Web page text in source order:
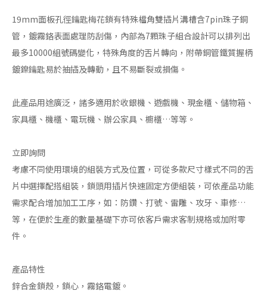
19mm面板孔徑鑰匙梅花鎖有特殊檔角雙插片溝槽含7pin珠子銅
管，鍍霧鉻表面處理防刮傷，內部為7顆珠子組合設計可以排列出
最多10000組號碼變化，特殊角度的舌片轉向，附帶銅管鐵質握柄
鍍鎳鑰匙易於抽插及轉動，且不易斷裂或損傷。
此產品用途廣泛，諸多適用於收銀機、遊戲機、現金櫃、儲物箱、
家具櫃、機櫃、電玩機、辦公家具、櫥櫃…等等。
立即詢問
考慮不同使用環境的組裝方式及位置，可從多款尺寸樣式不同的舌
片中選擇配搭組裝，鎖頭用插片快速固定方便組裝，可依產品功能
需求配合增加加工工序，如：防鑽、打號、雷雕、攻牙、車修…
等，在便於生產的數量基礎下亦可依客戶需求客制規格或加附零
件。
產品特性
鋅合金鎖殼，鎖心，霧鉻電鍍。